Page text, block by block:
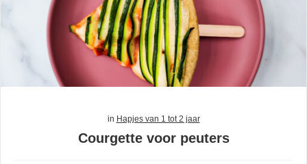
in Hapjes van 1 tot 2 jaar
Courgette voor peuters